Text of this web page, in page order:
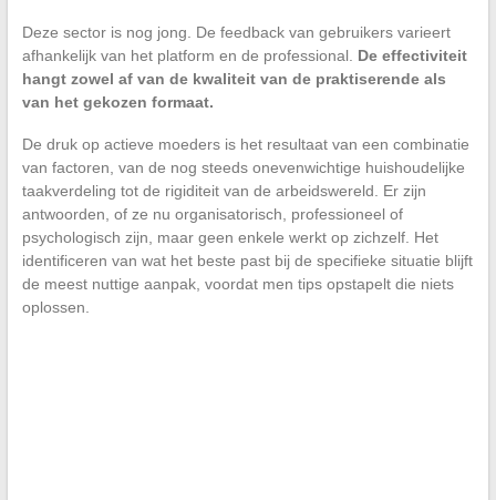
Deze sector is nog jong. De feedback van gebruikers varieert
afhankelijk van het platform en de professional. De effectiviteit
hangt zowel af van de kwaliteit van de praktiserende als
van het gekozen formaat.
De druk op actieve moeders is het resultaat van een combinatie
van factoren, van de nog steeds onevenwichtige huishoudelijke
taakverdeling tot de rigiditeit van de arbeidswereld. Er zijn
antwoorden, of ze nu organisatorisch, professioneel of
psychologisch zijn, maar geen enkele werkt op zichzelf. Het
identificeren van wat het beste past bij de specifieke situatie blijft
de meest nuttige aanpak, voordat men tips opstapelt die niets
oplossen.